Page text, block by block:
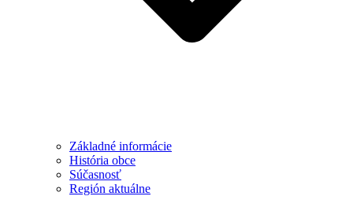
Základné informácie
História obce
Súčasnosť
Región aktuálne